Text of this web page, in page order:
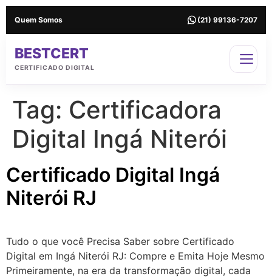
Quem Somos (21) 99136-7207
BESTCERT
CERTIFICADO DIGITAL
Tag: Certificadora
Digital Ingá Niterói
Certificado Digital Ingá
Niterói RJ
Tudo o que você Precisa Saber sobre Certificado
Digital em Ingá Niterói RJ: Compre e Emita Hoje Mesmo
Primeiramente, na era da transformação digital, cada